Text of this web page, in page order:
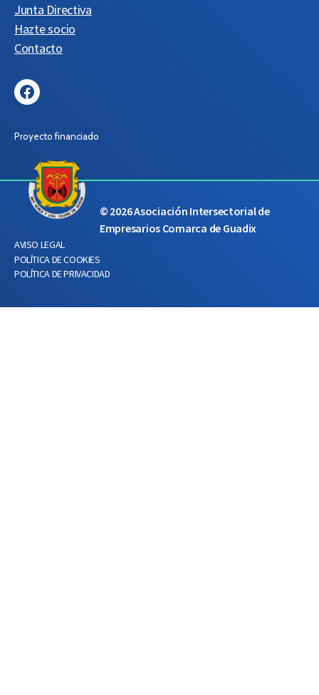
Junta Directiva
Hazte socio
Contacto
Facebook
Proyecto financiado
© 2026Asociación Intersectorial de
Empresarios Comarca de Guadix
AVISO LEGAL
POLÍTICA DE COOKIES
POLÍTICA DE PRIVACIDAD